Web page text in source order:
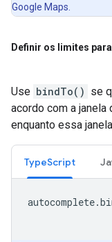
Google Maps.
Definir os limites
Use bindTo() se
acordo com a
enquanto essa
TypeScript
autocomplete.